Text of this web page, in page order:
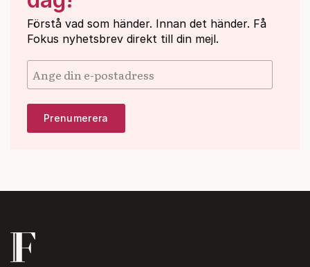
Förstå vad som händer. Innan det händer. Få
Fokus nyhetsbrev direkt till din mejl.